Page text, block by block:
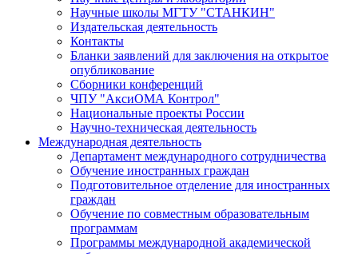
Научные школы МГТУ "СТАНКИН"
Издательская деятельность
Контакты
Бланки заявлений для заключения на открытое
опубликование
Сборники конференций
ЧПУ "АксиОМА Контрол"
Национальные проекты России
Научно-техническая деятельность
Международная деятельность
Департамент международного сотрудничества
Обучение иностранных граждан
Подготовительное отделение для иностранных
граждан
Обучение по совместным образовательным
программам
Программы международной академической